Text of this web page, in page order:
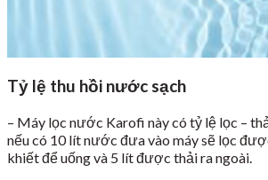
Tỷ lệ thu hồi nước sạch
– Máy lọc nước Karofi này có tỷ lệ lọc –
nếu có 10 lít nước đưa vào máy sẽ lọc
khiết để uống và 5 lít được thải ra ngoài.